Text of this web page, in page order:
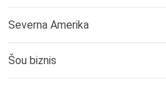
Severna Amerika
Šou biznis